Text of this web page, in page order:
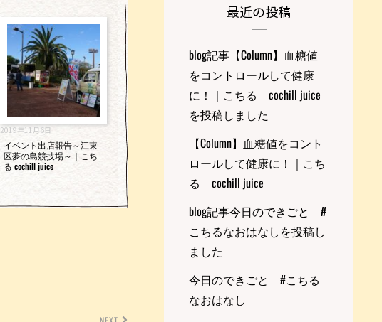
2019年11月6日
イベント出店報告～江東
区夢の島競技場～｜こち
る cochill juice
最近の投稿
blog記事【Column】血糖値
をコントロールして健康
に！｜こちる cochill juice
を投稿しました
【Column】血糖値をコント
ロールして健康に！｜こち
る cochill juice
blog記事今日のできごと #
こちるなおはなしを投稿し
ました
今日のできごと #こちる
なおはなし